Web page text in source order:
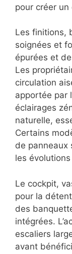
pour créer
Les finitions,
soignées et
épurées et
Les
circulation
apportée par
éclairages
naturelle,
Certains
de panneaux
les
Le cockpit,
pour la
des
intégrées.
escaliers
avant